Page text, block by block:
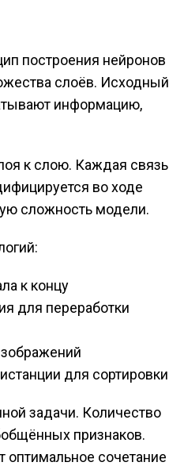
построения нейронов
слоёв. Исходный
информацию,
к слою. Каждая связь
во ходе
сложность модели.
к концу
для переработки
для сортировки
задачи. Количество
признаков.
оптимальное сочетание